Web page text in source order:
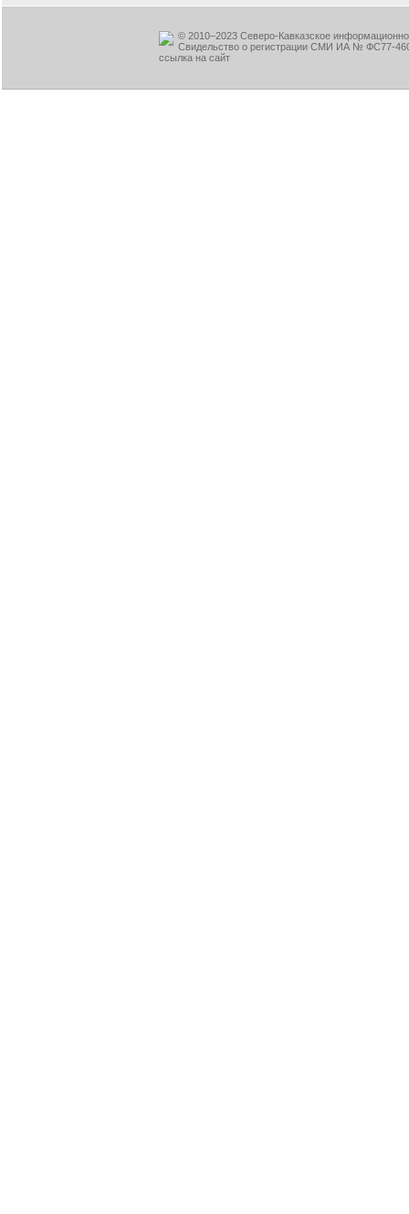
© 2010–2023 Северо-Кавказское
Свидельство о регистрации СМИ ИА № ФС77-
ссылка на сайт